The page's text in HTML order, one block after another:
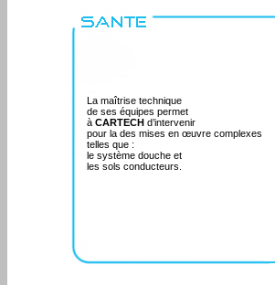
La maîtrise technique
de ses équipes permet
à CARTECH d’intervenir
pour la des mises en œuvre complexes
telles que :
le système douche et
les sols conducteurs.